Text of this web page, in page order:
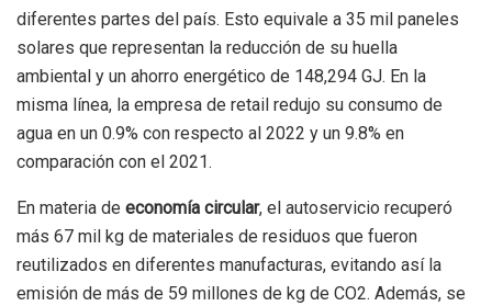
diferentes partes del país. Esto equivale a 35 mil paneles
solares que representan la reducción de su huella
ambiental y un ahorro energético de 148,294 GJ. En la
misma línea, la empresa de retail redujo su consumo de
agua en un 0.9% con respecto al 2022 y un 9.8% en
comparación con el 2021.
En materia de economía circular, el autoservicio recuperó
más 67 mil kg de materiales de residuos que fueron
reutilizados en diferentes manufacturas, evitando así la
emisión de más de 59 millones de kg de CO2. Además, se